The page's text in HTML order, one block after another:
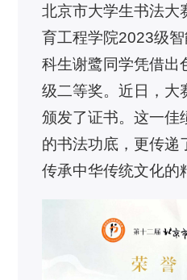
北京市大学生书法大
育工程学院2023级
科生谢鹭同学凭借出
级二等奖。近日，大
颁发了证书。这一佳
的书法功底，更传递
传承中华传统文化的